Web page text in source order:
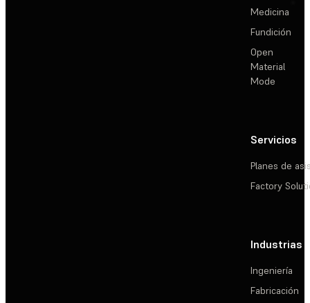
Medicina
Fundición
Open
Material
Mode
Servicios
Planes de
Factory
Industrias
Ingeniería
Fabricación